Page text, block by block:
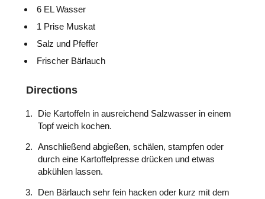
6 EL Wasser
1 Prise Muskat
Salz und Pfeffer
Frischer Bärlauch
Directions
Die Kartoffeln in ausreichend Salzwasser in einem
Topf weich kochen.
Anschließend abgießen, schälen, stampfen oder
durch eine Kartoffelpresse drücken und etwas
abkühlen lassen.
Den Bärlauch sehr fein hacken oder kurz mit dem